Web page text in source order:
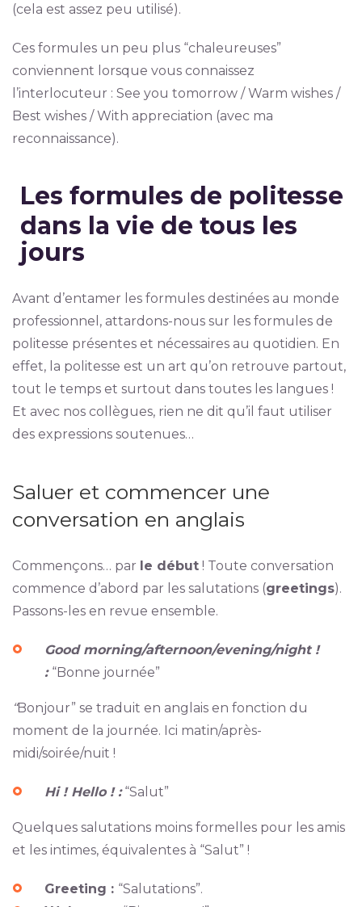
(cela est assez peu utilisé).
Ces formules un peu plus “chaleureuses”
conviennent lorsque vous connaissez
l’interlocuteur : See you tomorrow / Warm wishes /
Best wishes / With appreciation (avec ma
reconnaissance).
Les formules de politesse
dans la vie de tous les
jours
Avant d’entamer les formules destinées au monde
professionnel, attardons-nous sur les formules de
politesse présentes et nécessaires au quotidien. En
effet, la politesse est un art qu’on retrouve partout,
tout le temps et surtout dans toutes les langues !
Et avec nos collègues, rien ne dit qu’il faut utiliser
des expressions soutenues…
Saluer et commencer une
conversation en anglais
Commençons… par le début! Toute conversation
commence d’abord par les salutations (greetings).
Passons-les en revue ensemble.
Good morning/afternoon/evening/night !
: “Bonne journée”
“Bonjour” se traduit en anglais en fonction du
moment de la journée. Ici matin/après-
midi/soirée/nuit !
Hi ! Hello ! :“Salut”
Quelques salutations moins formelles pour les amis
et les intimes, équivalentes à “Salut” !
Greeting : “Salutations”.